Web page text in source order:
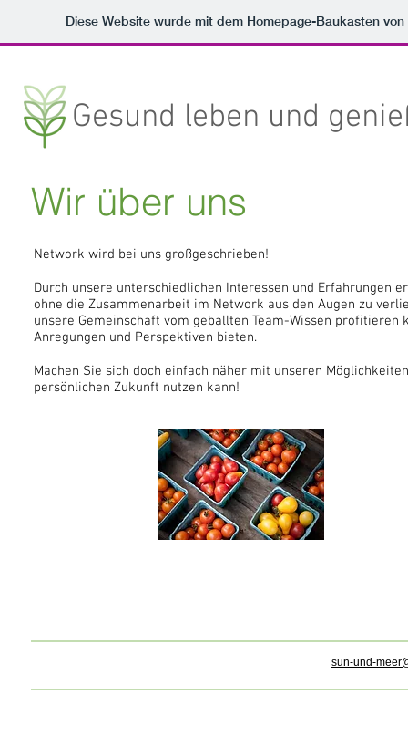
Diese Website wurde mit dem Homepage-Baukasten von
Gesund leben und
Wir über uns
Network wird bei uns großgeschrieben!
Durch unsere unterschiedlichen Interessen und Erfahrungen
ohne die Zusammenarbeit im Network aus den Augen zu
unsere Gemeinschaft vom geballten Team-Wissen
Anregungen und Perspektiven bieten.
Machen Sie sich doch einfach näher mit unseren
persönlichen Zukunft nutzen kann!
sun-und-